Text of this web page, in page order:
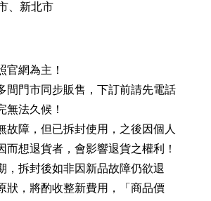
、新北市
網為主！
間門市同步販售，下訂前請先電話
無法久候！
障，但已拆封使用，之後因個人
而想退貨者，會影響退貨之權利！
，拆封後如非因新品故障仍欲退
狀，將酌收整新費用，「商品價